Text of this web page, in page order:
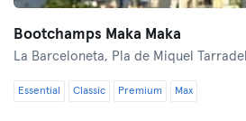
Bootchamps Maka Maka
La Barceloneta, Pla de Miquel Tarradell
Essential Classic Premium Max